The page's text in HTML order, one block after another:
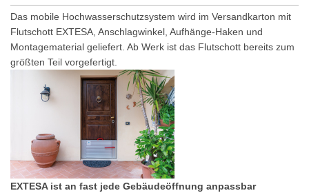
Das mobile Hochwasserschutzsystem wird im Versandkarton mit
Flutschott EXTESA, Anschlagwinkel, Aufhänge-Haken und
Montagematerial geliefert. Ab Werk ist das Flutschott bereits zum
größten Teil vorgefertigt.
EXTESA ist an fast jede Gebäudeöffnung anpassbar